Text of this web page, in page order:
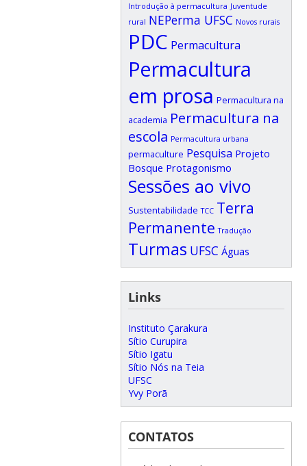
Introdução à permacultura Juventude
rural NEPerma UFSC Novos rurais
PDC Permacultura
Permacultura
em prosa Permacultura na
academia Permacultura na
escola Permacultura urbana
permaculture Pesquisa Projeto
Bosque Protagonismo
Sessões ao vivo
Sustentabilidade TCC Terra
Permanente Tradução
Turmas UFSC Águas
Links
Instituto Çarakura
Sítio Curupira
Sítio Igatu
Sítio Nós na Teia
UFSC
Yvy Porã
CONTATOS